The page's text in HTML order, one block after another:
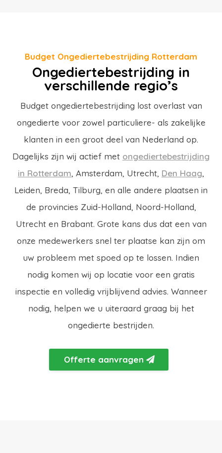
Budget Ongediertebestrijding Rotterdam
Ongediertebestrijding in
verschillende regio’s
Budget ongediertebestrijding lost overlast van
ongedierte voor zowel particuliere- als zakelijke
klanten in een groot deel van Nederland op.
Dagelijks zijn wij actief met ongediertebestrijding
in Rotterdam, Amsterdam, Utrecht, Den Haag,
Leiden, Breda, Tilburg, en alle andere plaatsen in
de provincies Zuid-Holland, Noord-Holland,
Utrecht en Brabant. Grote kans dus dat een van
onze medewerkers snel ter plaatse kan zijn om
uw probleem met spoed op te lossen. Indien
nodig komen wij op locatie voor een gratis
inspectie en volledig vrijblijvend advies. Wanneer
nodig, helpen we u uiteraard graag bij het
ongedierte bestrijden.
Offerte aanvragen